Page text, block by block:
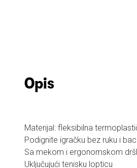
Opis
Materijal: fleksibilna
Podignite igračku bez ruku i
Sa mekom i ergonomskom
Uključujući tenisku lopticu